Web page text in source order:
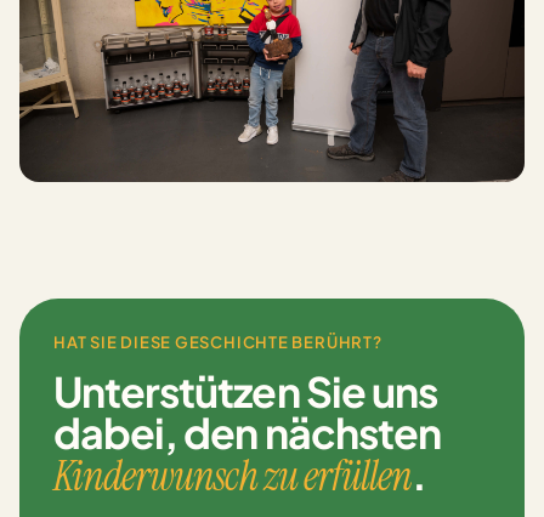
HAT SIE DIESE GESCHICHTE BERÜHRT?
Unterstützen Sie uns
dabei,den nächsten
Kinderwunsch zu erfüllen.